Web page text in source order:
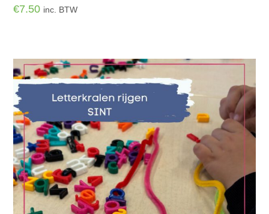
€7.50 inc. BTW